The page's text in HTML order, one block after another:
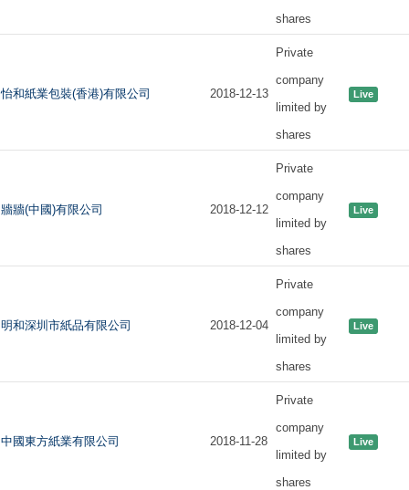
shares
怡和紙業包裝(香港)有限公司 2018-12-13
Private
company
limited by
shares
Live
牆牆(中國)有限公司 2018-12-12
Private
company
limited by
shares
Live
明和深圳市紙品有限公司 2018-12-04
Private
company
limited by
shares
Live
中國東方紙業有限公司 2018-11-28
Private
company
limited by
shares
Live